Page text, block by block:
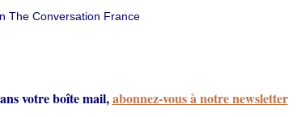
The Conversation France
votre boîte mail,abonnez-vous à notre newsletter